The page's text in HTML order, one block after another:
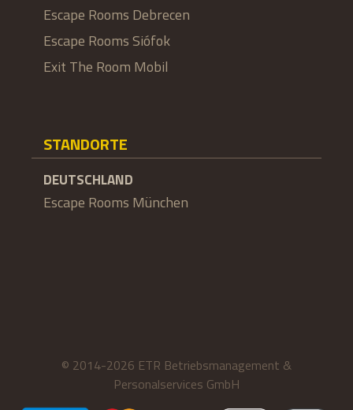
Escape Rooms Debrecen
Escape Rooms Siófok
Exit The Room Mobil
STANDORTE
DEUTSCHLAND
Escape Rooms München
© 2014-2026 ETR Betriebsmanagement &
Personalservices GmbH